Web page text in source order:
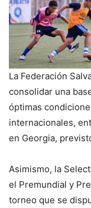
La Federación
consolidar una
óptimas
internacionales,
en Georgia,
Asimismo, la
el Premundial y
torneo que se